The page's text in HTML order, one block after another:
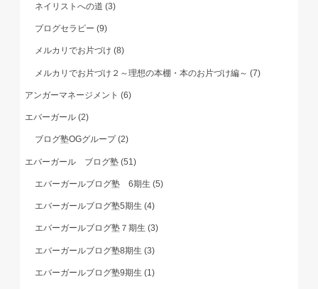
ネイリストへの道(3)
ブログセラピー(9)
メルカリでお片づけ(8)
メルカリでお片づけ２～理想の本棚・本のお片づけ編～(7)
アンガーマネージメント(6)
エバーガール(2)
ブログ塾OGグループ(2)
エバーガール ブログ塾(51)
エバーガールブログ塾 6期生(5)
エバーガールブログ塾5期生(4)
エバーガールブログ塾７期生(3)
エバーガールブログ塾8期生(3)
エバーガールブログ塾9期生(1)